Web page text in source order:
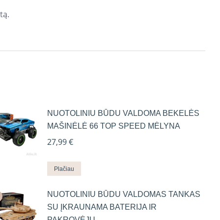
NUOTOLINIU BŪDU VALDOMA BEKELĖS
MAŠINĖLĖ 66 TOP SPEED MĖLYNA
27,99€
Plačiau
NUOTOLINIU BŪDU VALDOMAS TANKAS
SU ĮKRAUNAMA BATERIJA IR